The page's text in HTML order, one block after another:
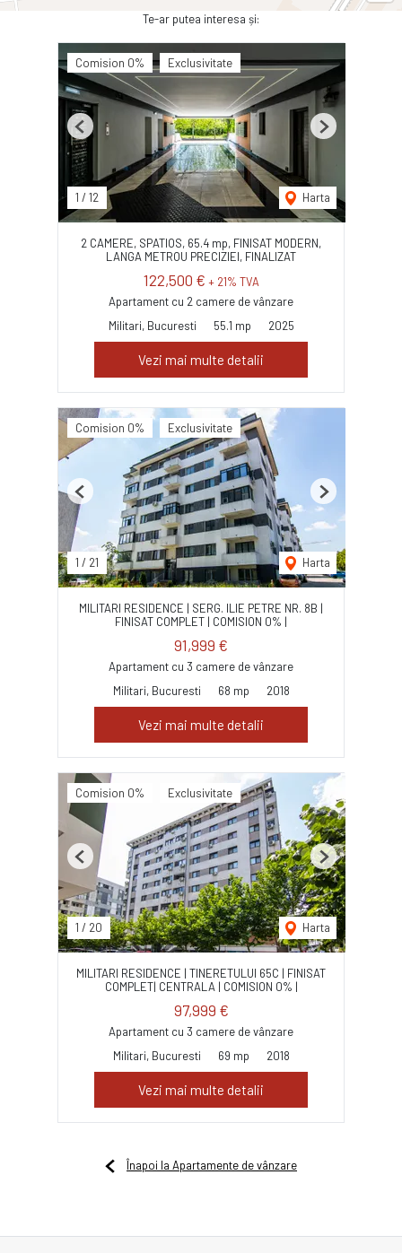
Te-ar putea interesa și:
Comision 0% Exclusivitate
1 / 12 Harta
Previous Next
2 CAMERE, SPATIOS, 65.4 mp, FINISAT MODERN,
LANGA METROU PRECIZIEI, FINALIZAT
122,500 € + 21% TVA
Apartament cu 2 camere de vânzare
Militari, Bucuresti
55.1 mp 2025
Vezi mai multe detalii
Comision 0% Exclusivitate
1 / 21 Harta
Previous Next
MILITARI RESIDENCE | SERG. ILIE PETRE NR. 8B |
FINISAT COMPLET | COMISION 0% |
91,999 €
Apartament cu 3 camere de vânzare
Militari, Bucuresti
68 mp 2018
Vezi mai multe detalii
Comision 0% Exclusivitate
1 / 20 Harta
Previous Next
MILITARI RESIDENCE | TINERETULUI 65C | FINISAT
COMPLET| CENTRALA | COMISION 0% |
97,999 €
Apartament cu 3 camere de vânzare
Militari, Bucuresti
69 mp 2018
Vezi mai multe detalii
Înapoi la Apartamente de vânzare